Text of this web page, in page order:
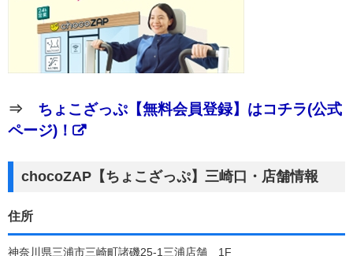
⇒ ちょこざっぷ【無料会員登録】はコチラ(公式
ページ)！
chocoZAP【ちょこざっぷ】三崎口・店舗情報
住所
神奈川県三浦市三崎町諸磯25-1三浦店舗 1F